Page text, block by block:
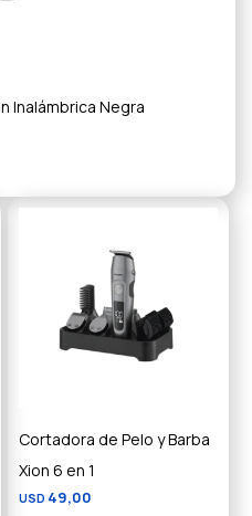
Inalámbrica Negra
Cortadora de Pelo y Barba
Xion 6 en 1
USD 49,00